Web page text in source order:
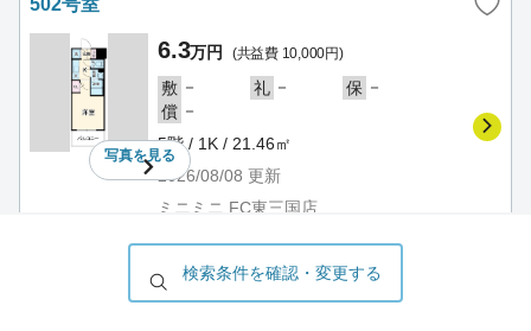
502号室
写真を見る
6.3万円 (共益費 10,000円)
敷 － 礼 － 保 －
償 －
5階 / 1K / 21.46㎡
2026/08/08 更新
ミニミニ FC東三国店
ARCA豊中曽根
検索条件を確認・変更する